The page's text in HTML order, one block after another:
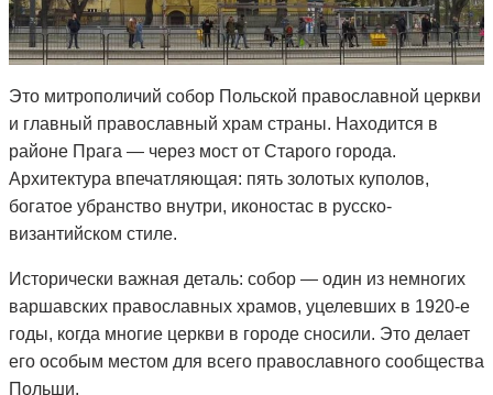
Это митрополичий собор Польской православной церкви
и главный православный храм страны. Находится в
районе Прага — через мост от Старого города.
Архитектура впечатляющая: пять золотых куполов,
богатое убранство внутри, иконостас в русско-
византийском стиле.
Исторически важная деталь: собор — один из немногих
варшавских православных храмов, уцелевших в 1920-е
годы, когда многие церкви в городе сносили. Это делает
его особым местом для всего православного сообщества
Польши.